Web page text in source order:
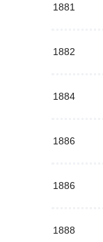
1881
1882
1884
1886
1886
1888